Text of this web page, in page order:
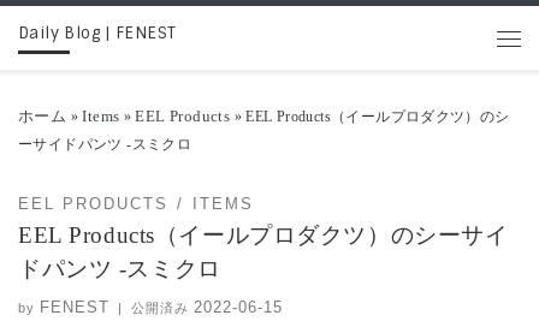
コンテンツへスキップ
Daily Blog | FENEST
ホーム » Items » EEL Products » EEL Products（イールプロダクツ）のシ
ーサイドパンツ -スミクロ
EEL PRODUCTS ITEMS
EEL Products（イールプロダクツ）のシーサイ
ドパンツ -スミクロ
by FENEST | 公開済み 2022-06-15